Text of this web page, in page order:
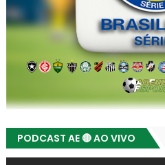
PODCAST AE 🔴 AO VIVO